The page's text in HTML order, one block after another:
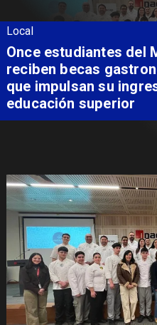
Local
Once estudiantes del
reciben becas
que impulsan su
educación superior